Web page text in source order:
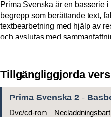
Prima Svenska är en basserie
begrepp som berättande text,
textbearbetning med hjälp av
och avslutas med
Tillgängliggjorda
Prima Svenska 2 -
Dvd/cd-rom
Nedladdningsbart